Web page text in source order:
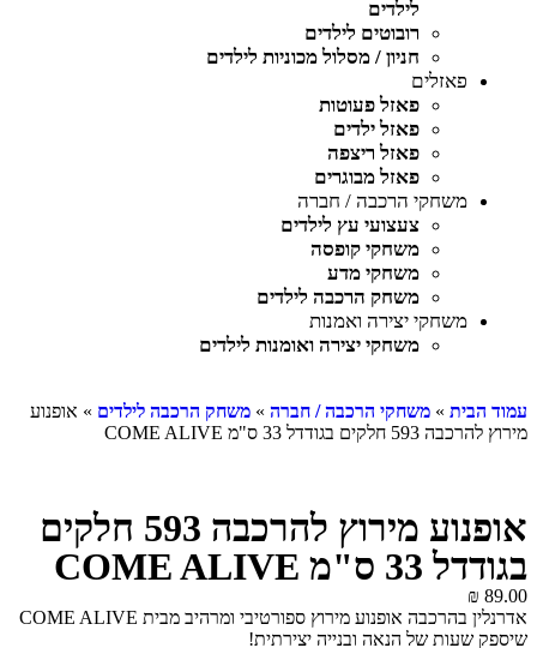
לילדים
רובוטים לילדים
חניון / מסלול מכוניות לילדים
פאזלים
פאזל פעוטות
פאזל ילדים
פאזל ריצפה
פאזל מבוגרים
משחקי הרכבה / חברה
צעצועי עץ לילדים
משחקי קופסה
משחקי מדע
משחק הרכבה לילדים
משחקי יצירה ואמנות
משחקי יצירה ואומנות לילדים
עמוד הבית » משחקי הרכבה / חברה » משחק הרכבה לילדים » אופנוע
מירוץ להרכבה 593 חלקים בגודדל 33 ס"מ COME ALIVE
אופנוע מירוץ להרכבה 593 חלקים
בגודדל 33 ס"מ COME ALIVE
₪ 89.00
אדרנלין בהרכבה אופנוע מירוץ ספורטיבי ומרהיב מבית COME ALIVE
שיספק שעות של הנאה ובנייה יצירתית!